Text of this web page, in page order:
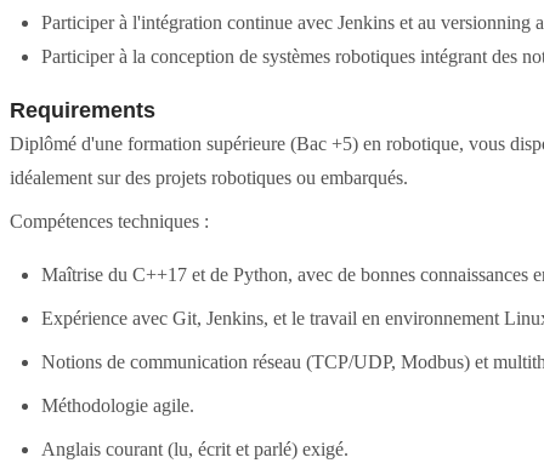
Participer à l'intégration continue avec Jenkins et au
Participer à la conception de systèmes robotiques intégrant des
Requirements
Diplômé d'une formation supérieure (Bac +5) en robotique, vous
idéalement sur des projets robotiques ou embarqués.
Compétences techniques :
Maîtrise du C++17 et de Python, avec de bonnes connaissances
Expérience avec Git, Jenkins, et le travail en environnement
Notions de communication réseau (TCP/UDP, Modbus) et
Méthodologie agile.
Anglais courant (lu, écrit et parlé) exigé.